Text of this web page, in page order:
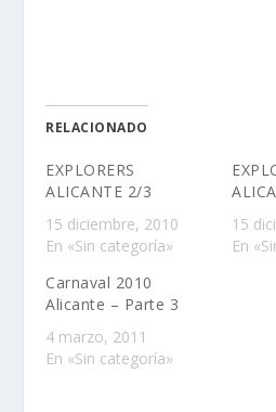
RELACIONADO
EXPLORERS
ALICANTE 2/3
15 diciembre, 2010
En «Sin categoría»
15
En
Carnaval 2010
Alicante – Parte 3
4 marzo, 2011
En «Sin categoría»